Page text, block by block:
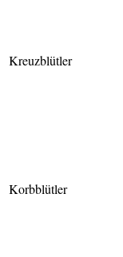
Kreuzblütler
Korbblütler